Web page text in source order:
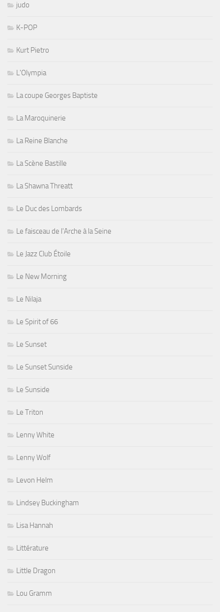
judo
K-POP
Kurt Pietro
L'Olympia
La coupe Georges Baptiste
La Maroquinerie
La Reine Blanche
La Scène Bastille
La Shawna Threatt
Le Duc des Lombards
Le faisceau de l'Arche à la Seine
Le Jazz Club Étoile
Le New Morning
Le Nilaja
Le Spirit of 66
Le Sunset
Le Sunset Sunside
Le Sunside
Le Triton
Lenny White
Lenny Wolf
Levon Helm
Lindsey Buckingham
Lisa Hannah
Littérature
Little Dragon
Lou Gramm